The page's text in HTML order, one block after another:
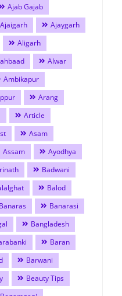
Ajab Gajab
Ajaigarh
Ajaygarh
Aligarh
Alwar
Ambikapur
Arang
Article
Asam
Assam
Ayodhya
Badwani
Balod
Banaras
Banarasi
Bangladesh
Baran
Barwani
Beauty Tips